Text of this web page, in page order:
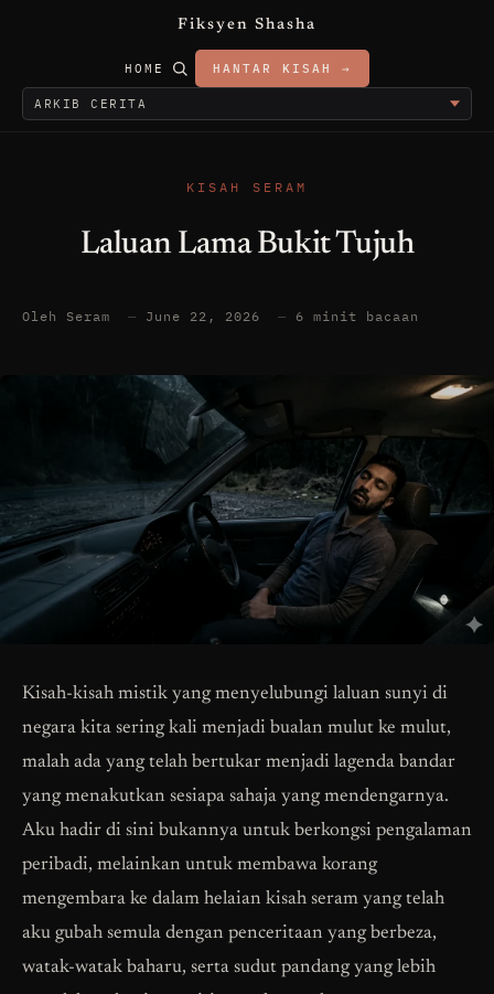
Fiksyen Shasha
HOME HANTAR KISAH →
KISAH SERAM
Laluan Lama Bukit Tujuh
Oleh Seram — June 22, 2026 — 6 minit bacaan
Kisah-kisah mistik yang menyelubungi laluan sunyi di
negara kita sering kali menjadi bualan mulut ke mulut,
malah ada yang telah bertukar menjadi lagenda bandar
yang menakutkan sesiapa sahaja yang mendengarnya.
Aku hadir di sini bukannya untuk berkongsi pengalaman
peribadi, melainkan untuk membawa korang
mengembara ke dalam helaian kisah seram yang telah
aku gubah semula dengan penceritaan yang berbeza,
watak-watak baharu, serta sudut pandang yang lebih